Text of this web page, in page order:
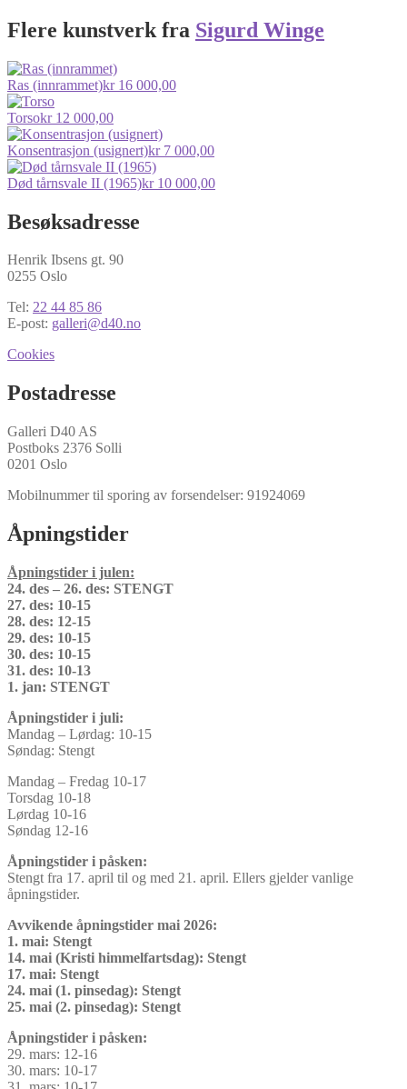
Flere kunstverk fra Sigurd Winge
Ras (innrammet)kr16 000,00
Torsokr12 000,00
Konsentrasjon (usignert)kr7 000,00
Død tårnsvale II (1965)kr10 000,00
Besøksadresse
Henrik Ibsens gt. 90
0255 Oslo
Tel: 22 44 85 86
E-post: galleri@d40.no
Cookies
Postadresse
Galleri D40 AS
Postboks 2376 Solli
0201 Oslo
Mobilnummer til sporing av forsendelser: 91924069
Åpningstider
Åpningstider i julen:
24. des – 26. des: STENGT
27. des: 10-15
28. des: 12-15
29. des: 10-15
30. des: 10-15
31. des: 10-13
1. jan: STENGT
Åpningstider i juli:
Mandag – Lørdag: 10-15
Søndag: Stengt
Mandag – Fredag 10-17
Torsdag 10-18
Lørdag 10-16
Søndag 12-16
Åpningstider i påsken:
Stengt fra 17. april til og med 21. april. Ellers gjelder vanlige
åpningstider.
Avvikende åpningstider mai 2026:
1. mai: Stengt
14. mai (Kristi himmelfartsdag): Stengt
17. mai: Stengt
24. mai (1. pinsedag): Stengt
25. mai (2. pinsedag): Stengt
Åpningstider i påsken:
29. mars: 12-16
30. mars: 10-17